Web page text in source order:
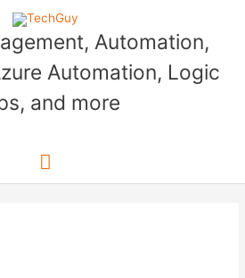
Automation,
Automation, Logic
and more
Main